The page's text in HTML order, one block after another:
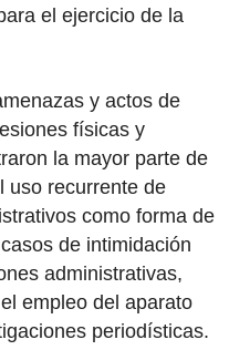
el ejercicio de la
y actos de
físicas y
la mayor parte de
uso recurrente de
como forma de
de intimidación
administrativas,
empleo del aparato
periodísticas.